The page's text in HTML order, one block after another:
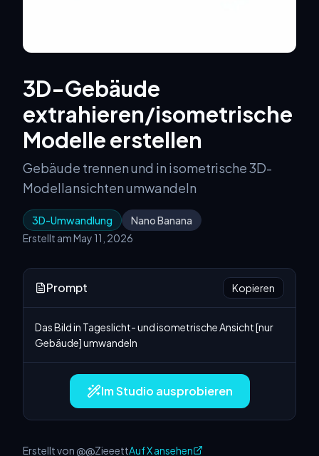
3D-Gebäude
extrahieren/isometrische
Modelle erstellen
Gebäude trennen und in isometrische 3D-
Modellansichten umwandeln
3D-Umwandlung
Nano Banana
Erstellt am May 11, 2026
Prompt Kopieren
Das Bild in Tageslicht- und isometrische Ansicht [nur
Gebäude] umwandeln
Im Studio ausprobieren
Erstellt von @@ZieeettAuf X ansehen